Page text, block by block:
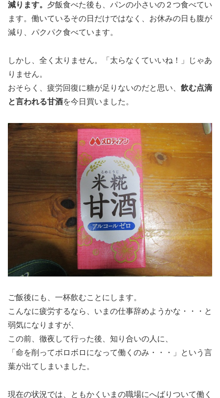
減ります。 夕飯食べた後も、パンの小さいの２つ食べてい
ます。働いているその日だけではなく、お休みの日も腹が
減り、パクパク食べています。
しかし、全く太りません。「太らなくていいね！」じゃあ
りません。
おそらく、疲労回復に糖が足りないのだと思い、 飲む点滴
と言われる甘酒を今日買いました。
ご飯後にも、一杯飲むことにします。
こんなに疲労するなら、いまの仕事辞めようかな・・・と
弱気になりますが、
この前、徹夜して行った後、知り合いの人に、
「命を削ってボロボロになって働くのみ・・・」という言
葉が出てしまいました。
現在の状況では、ともかくいまの職場にへばりついて働く